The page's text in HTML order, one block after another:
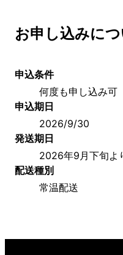
お申し込みに
申込条件
何度も申し込み可
申込期日
2026/9/30
発送期日
2026年9月下旬よ
配送種別
常温配送